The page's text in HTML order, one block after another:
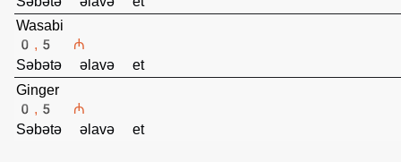
Səbətə əlavə et
Wasabi
0,5 ₼
Səbətə əlavə et
Ginger
0,5 ₼